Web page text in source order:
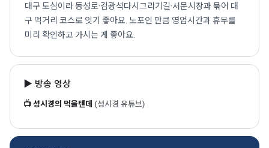
대구 도심이라 동성로·김광석다시그리기길·서문시장과 묶어 대
구 먹거리 코스로 잇기 좋아요. 노포인 만큼 영업시간과 휴무를
미리 확인하고 가시는 게 좋아요.
▶ 방송 영상
📺 성시경의 먹을텐데 (성시경 유튜브)